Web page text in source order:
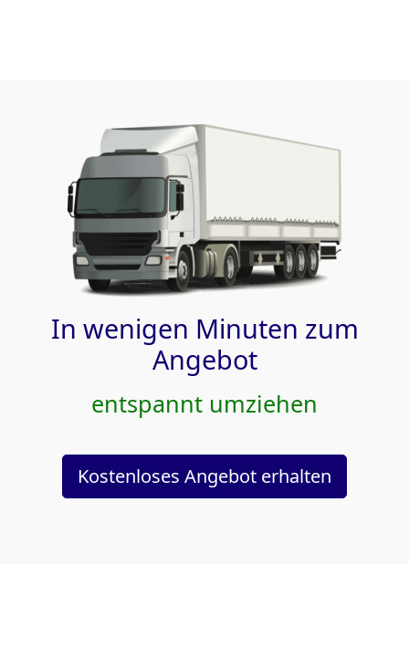
In wenigen Minuten zum
Angebot
entspannt umziehen
Kostenloses Angebot erhalten